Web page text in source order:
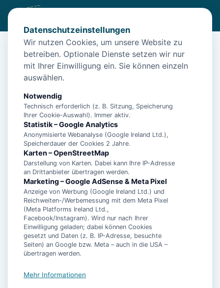
/Unterkünfte /Papenburg /
Allergikerfreundliches Ferienhaus auf 2 Etagen ?für bis zu 6
Personen.
Allergikerfreundliches Ferienhaus
auf 2 Etagen ?für bis zu 6 Personen.
26871 Papenburg
Datenschutzeinstellungen
Wir nutzen Cookies, um unsere Website zu
betreiben. Optionale Dienste setzen wir nur
mit Ihrer Einwilligung ein. Sie können einzeln
auswählen.
Notwendig
Technisch erforderlich (z. B. Sitzung, Speicherung
Ihrer Cookie-Auswahl). Immer aktiv.
Statistik – Google Analytics
Anonymisierte Webanalyse (Google Ireland Ltd.),
Speicherdauer der Cookies 2 Jahre.
Karten – OpenStreetMap
Darstellung von Karten. Dabei kann Ihre IP-Adresse
an Drittanbieter übertragen werden.
Marketing – Google AdSense & Meta Pixel
Anzeige von Werbung (Google Ireland Ltd.) und
Reichweiten-/Werbemessung mit dem Meta Pixel
(Meta Platforms Ireland Ltd.,
Facebook/Instagram). Wird nur nach Ihrer
Einwilligung geladen; dabei können Cookies
gesetzt und Daten (z. B. IP-Adresse, besuchte
Seiten) an Google bzw. Meta – auch in die USA –
übertragen werden.
Mehr Informationen